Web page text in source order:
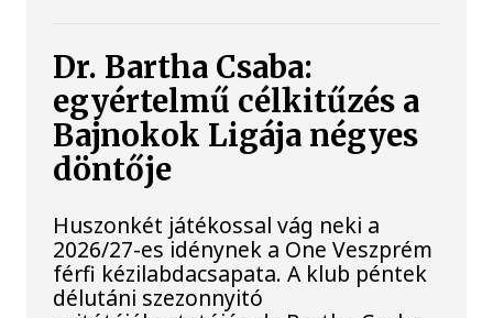
Dr. Bartha Csaba:
egyértelmű célkitűzés a
Bajnokok Ligája négyes
döntője
Huszonkét játékossal vág neki a
2026/27-es idénynek a One Veszprém
férfi kézilabdacsapata. A klub péntek
délutáni szezonnyitó